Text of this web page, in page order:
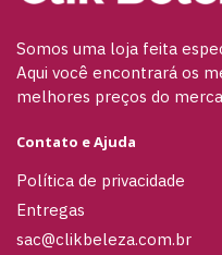
Somos uma loja feita
Aqui você encontrará os
melhores preços do
Contato e Ajuda
Política de privacidade
Entregas
sac@clikbeleza.com.br